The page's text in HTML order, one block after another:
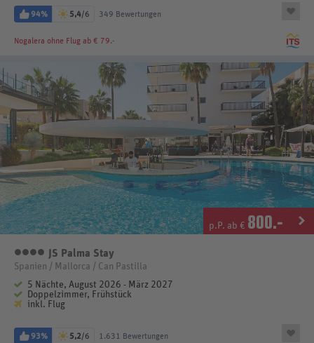
94% 5,4/6 349 Bewertungen
Nogalera ohne Flug ab € 79.-
p.P. ab € 800.-
4 Sterne
JS Palma Stay
Spanien / Mallorca / Can Pastilla
5 Nächte, August 2026 - März 2027
Doppelzimmer, Frühstück
inkl. Flug
93% 5,2/6 1.631 Bewertungen